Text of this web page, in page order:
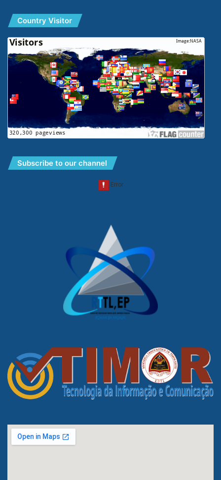
Country Visitor
Subscribe to our channel